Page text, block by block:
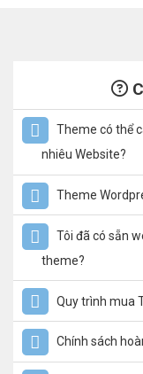
Theme có thể
nhiêu Website?
Theme
Tôi đã có sẵn
theme?
Quy trình mua
Chính sách